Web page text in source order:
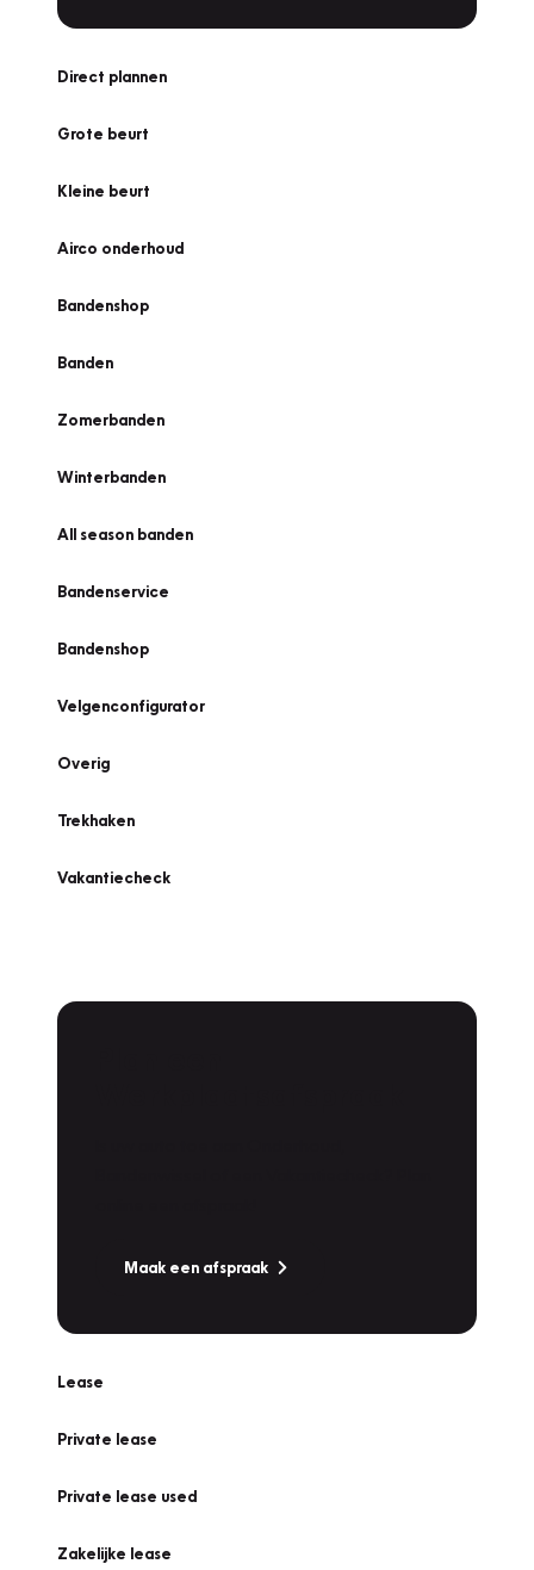
Direct plannen
Grote beurt
Kleine beurt
Airco onderhoud
Bandenshop
Banden
Zomerbanden
Winterbanden
All season banden
Bandenservice
Bandenshop
Velgenconfigurator
Overig
Trekhaken
Vakantiecheck
Maak een afspraak
Lease
Private lease
Private lease used
Zakelijke lease